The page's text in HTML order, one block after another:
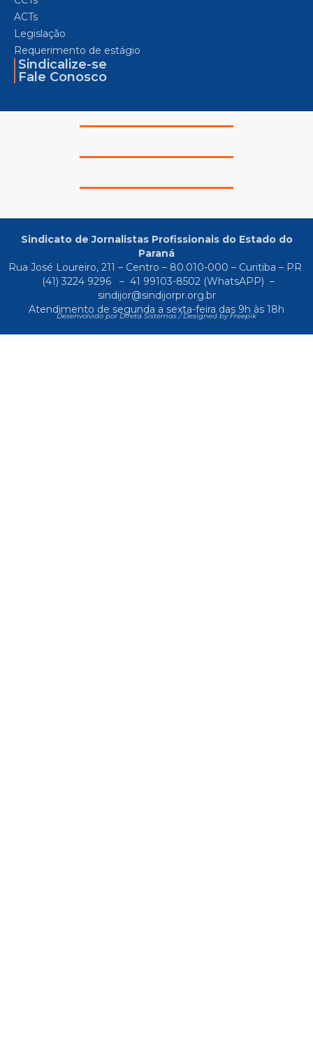
ACTs
Legislação
Requerimento de estágio
Sindicalize-se
Fale Conosco
Sindicato de Jornalistas Profissionais do Estado do
Paraná
Rua José Loureiro, 211 – Centro – 80.010-000 – Curitiba – PR
(41) 3224 9296
– 41 99103-8502(WhatsAPP) –
sindijor@sindijorpr.org.br
Atendimento de segunda a sexta-feira das 9h às 18h
Desenvolvido por Direta Sistemas /Designed by Freepik